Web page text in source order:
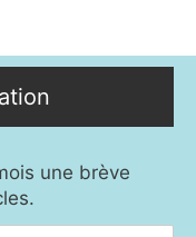
une brève